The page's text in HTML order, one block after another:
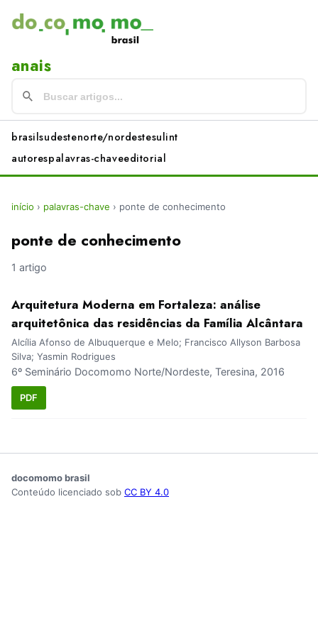
anais
brasilsudestenorte/nordestesulint
autorespalavras-chaveeditorial
início › palavras-chave › ponte de conhecimento
ponte de conhecimento
1 artigo
Arquitetura Moderna em Fortaleza: análise
arquitetônica das residências da Família Alcântara
Alcília Afonso de Albuquerque e Melo; Francisco Allyson Barbosa
Silva; Yasmin Rodrigues
6º Seminário Docomomo Norte/Nordeste, Teresina, 2016
PDF
docomomo brasil
Conteúdo licenciado sob CC BY 4.0